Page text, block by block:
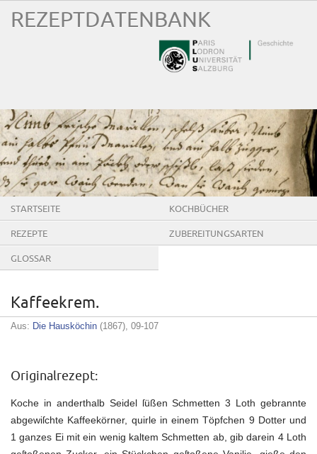
REZEPTDATENBANK
STARTSEITE KOCHBÜCHER
REZEPTE ZUBEREITUNGSARTEN
GLOSSAR
Kaffeekrem.
Aus: Die Hausköchin (1867), 09-107
Originalrezept:
Koche in anderthalb Seidel ſüßen Schmetten 3 Loth gebrannte
abgewiſchte Kaffeekörner, quirle in einem Töpfchen 9 Dotter und
1 ganzes Ei mit ein wenig kaltem Schmetten ab, gib darein 4 Loth